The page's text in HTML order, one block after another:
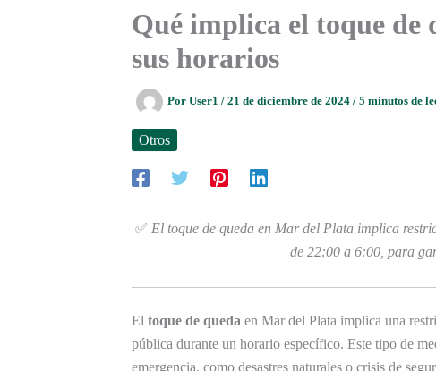
Qué implica el toque de
sus horarios
Por User1 / 21 de diciembre de 2024 / 5 minutos de
Otros
✅ El toque de queda en Mar del Plata implica
de 22:00 a 6:00, para
El toque de queda en Mar del Plata implica una
pública durante un horario específico. Este tipo de
emergencia, como desastres naturales o crisis de